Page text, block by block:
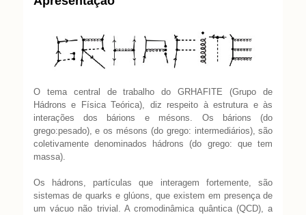
O tema central de trabalho do GRHAFITE (Grupo de
Hádrons e Física Teórica), diz respeito à estrutura e às
interações dos bárions e mésons. Os bárions (do
grego:pesado), e os mésons (do grego: intermediários), são
coletivamente denominados hádrons (do grego: que tem
massa).
Os hádrons, partículas que interagem fortemente, são
sistemas de quarks e glúons, que existem em presença de
um vácuo não trivial. A cromodinâmica quântica (QCD), a